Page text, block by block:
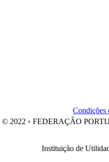
Condições
© 2022 ◦ FEDERAÇÂO
Instituição de